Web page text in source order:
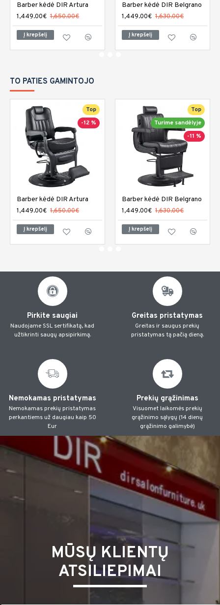
Barber kėdė DIR Artura
1,449.00€ 1,650.00€
Į krepšelį
Barber kėdė DIR Belgrano
1,449.00€ 1,630.00€
Į krepšelį
TO PATIES GAMINTOJO
Top
-12 %
Barber kėdė DIR Artura
1,449.00€ 1,650.00€
Į krepšelį
Top
Turime sandėlyje
-11 %
Barber kėdė DIR Belgrano
1,449.00€ 1,630.00€
Į krepšelį
Pirkite saugiai
Naudojame SSL sertifikatą, kad
užtikrinti saugų apsipirkimą.
Greitas pristatymas
Greitas ir saugus prekių
pristatymas tą pačią dieną.
Nemokamas pristatymas
Nemokamas prekių pristatymas
perkantiems už daugiau kaip 50
Eur
Prekių grąžinimas
Visuomet laikomės prekių
grąžinimo sąlygų (14 dienų
grąžinimo galimybė)
MŪSŲ KLIENTŲ
ATSILIEPIMAI